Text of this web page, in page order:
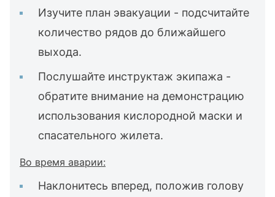
Изучите план эвакуации - подсчитайте
количество рядов до ближайшего
выхода.
Послушайте инструктаж экипажа -
обратите внимание на демонстрацию
использования кислородной маски и
спасательного жилета.
Во время аварии:
Наклонитесь вперед, положив голову